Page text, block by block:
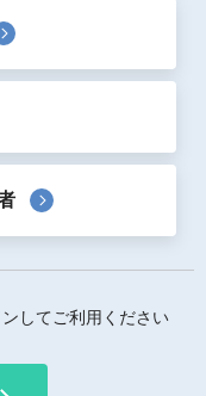
ンプラント
歯科衛生士
ト周囲治療のためのEr：
)
一般
してご利用ください